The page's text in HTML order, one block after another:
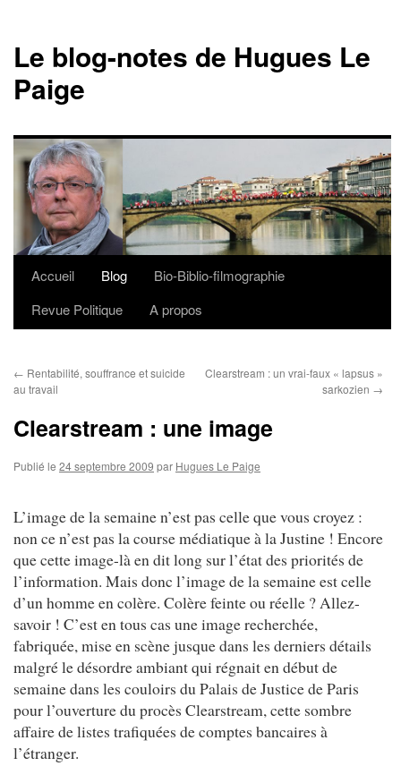
Le blog-notes de Hugues Le
Paige
Aller
Accueil Blog
Bio-Biblio-filmographie
Revue Politique
A propos
← Rentabilité, souffrance et suicide
au travail
Clearstream : un vrai-faux « lapsus »
sarkozien →
Clearstream : une image
Publié le 24 septembre 2009 par Hugues Le Paige
L’image de la semaine n’est pas celle que vous croyez :
non ce n’est pas la course médiatique à la Justine ! Encore
que cette image-là en dit long sur l’état des priorités de
l’information. Mais donc l’image de la semaine est celle
d’un homme en colère. Colère feinte ou réelle ? Allez-
savoir ! C’est en tous cas une image recherchée,
fabriquée, mise en scène jusque dans les derniers détails
malgré le désordre ambiant qui régnait en début de
semaine dans les couloirs du Palais de Justice de Paris
pour l’ouverture du procès Clearstream, cette sombre
affaire de listes trafiquées de comptes bancaires à
l’étranger.